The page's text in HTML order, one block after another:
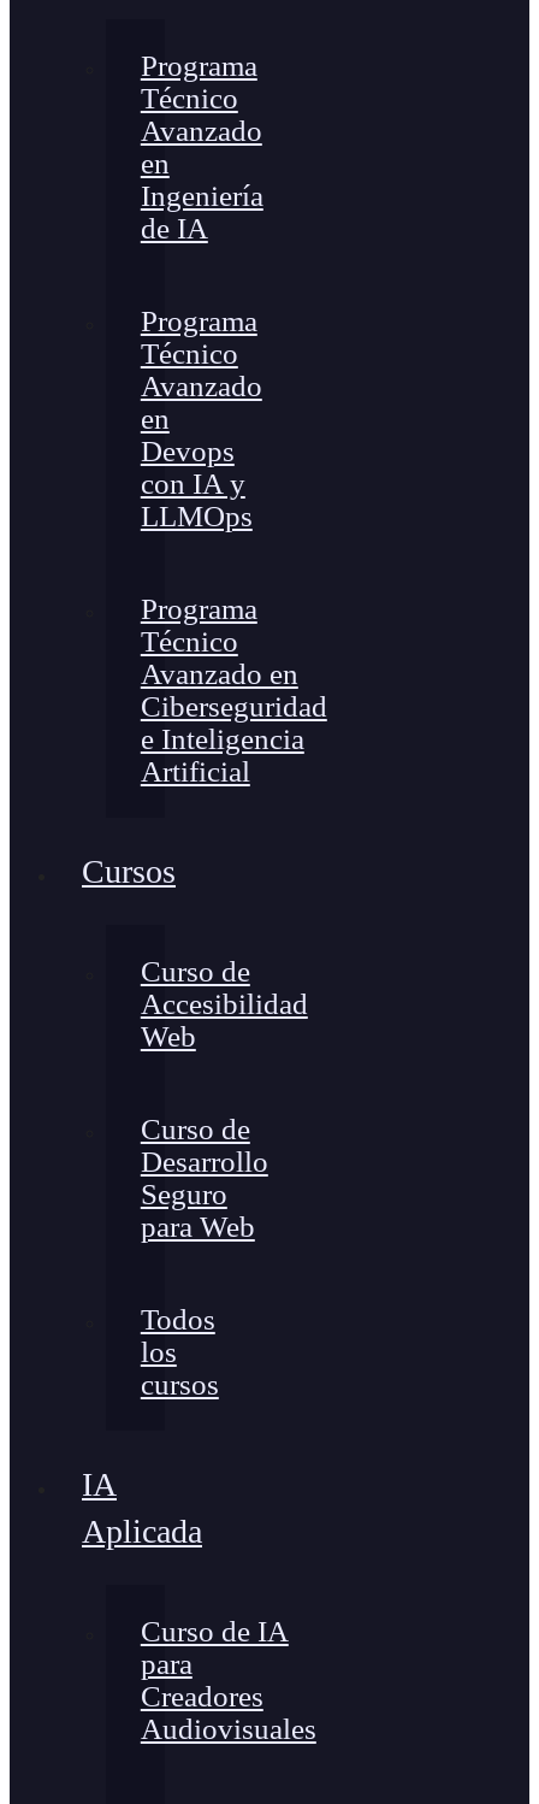
Programa
Técnico
Avanzado
en
Ingeniería
de IA
Programa
Técnico
Avanzado
en
Devops
con IA y
LLMOps
Programa
Técnico
Avanzado en
Ciberseguridad
e Inteligencia
Artificial
Cursos
Curso de
Accesibilidad
Web
Curso de
Desarrollo
Seguro
para Web
Todos
los
cursos
IA
Aplicada
Curso de IA
para
Creadores
Audiovisuales